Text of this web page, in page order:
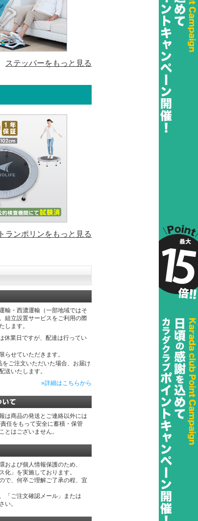
ステッパーをもっと見る
トランポリンをもっと見る